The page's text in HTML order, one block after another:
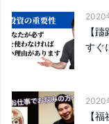
2020
【
すぐ
2020
【